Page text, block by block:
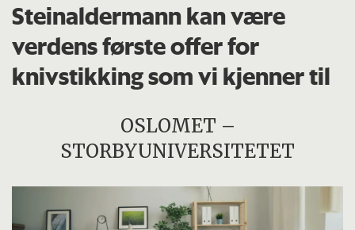
Steinaldermann kan være
verdens første offer for
knivstikking som vi kjenner til
OSLOMET –
STORBYUNIVERSITETET